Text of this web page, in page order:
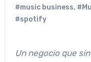
#music business,
#spotify
Un negocio que sin duda floreció en plena